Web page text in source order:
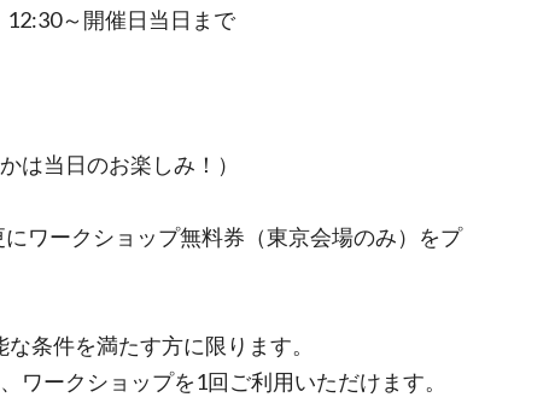
～開催日当日まで
は当日のお楽しみ！）
ワークショップ無料券（東京会場のみ）をプ
件を満たす方に限ります。
ークショップを1回ご利用いただけます。